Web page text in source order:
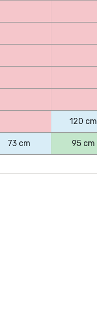
120 cm
73 cm 95 cm